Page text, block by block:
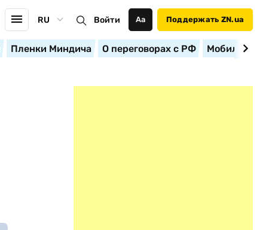
RU Войти Аа Поддержать ZN.ua
Пленки Миндича О переговорах с РФ